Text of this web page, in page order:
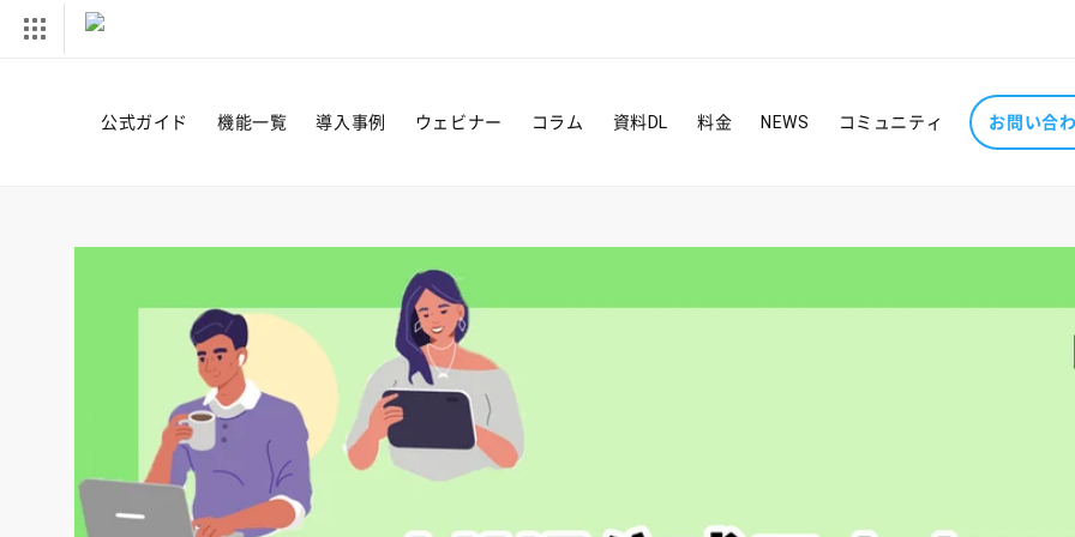
公式ガイド 機能一覧 導入事例 ウェビナー コラム 資料DL 料金 NEWS コミュニティ お問い合